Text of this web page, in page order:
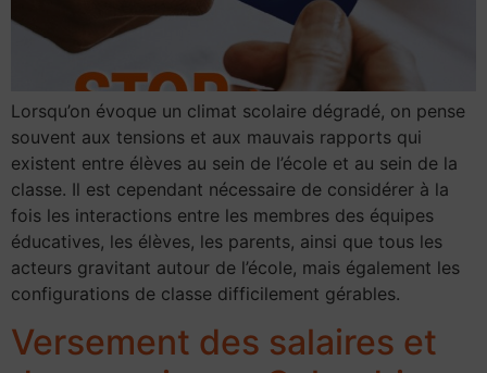
Lorsqu’on évoque un climat scolaire dégradé, on pense
souvent aux tensions et aux mauvais rapports qui
existent entre élèves au sein de l’école et au sein de la
classe. Il est cependant nécessaire de considérer à la
fois les interactions entre les membres des équipes
éducatives, les élèves, les parents, ainsi que tous les
acteurs gravitant autour de l’école, mais également les
configurations de classe difficilement gérables.
Versement des salaires et